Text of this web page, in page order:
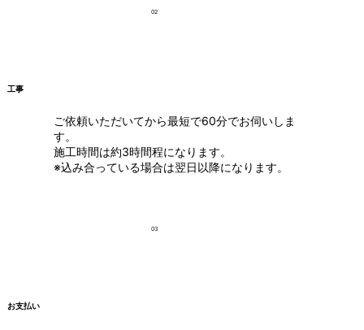
02
ご依頼いただいてから最短で60分でお伺いしま
す。
施工時間は約3時間程になります。
※込み合っている場合は翌日以降になります。
工事
03
お支払い